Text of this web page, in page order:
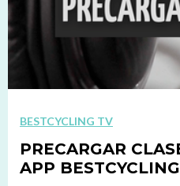
BESTCYCLING TV
PRECARGAR
APP BESTCYCLING